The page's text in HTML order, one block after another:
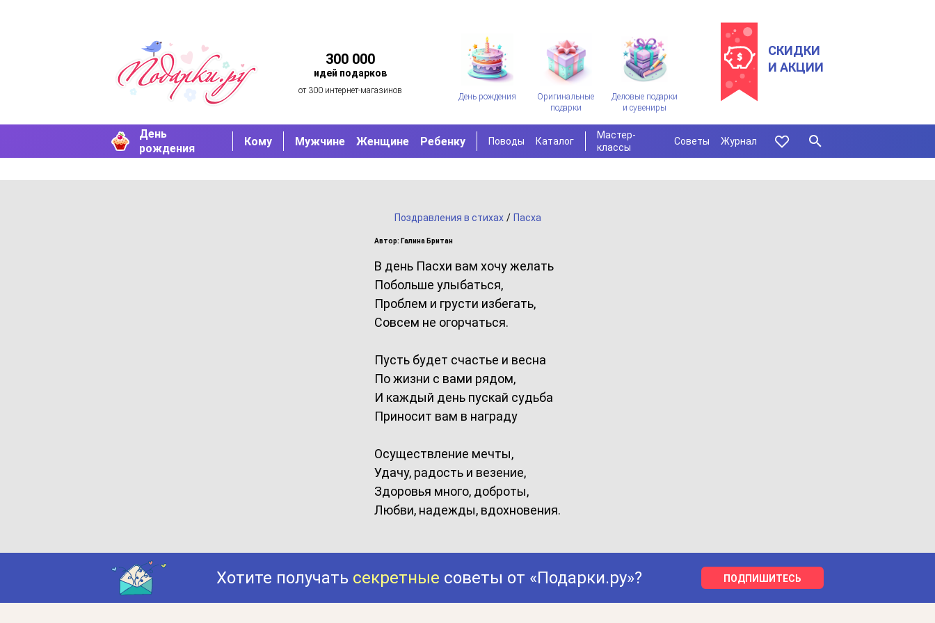
300 000
идей подарков
от 300 интернет-магазинов
День рождения
Оригинальные
подарки
Деловые подарки
и сувениры
СКИДКИ
И АКЦИИ
День
рождения
Кому Мужчине Женщине Ребенку Поводы Каталог
Мастер-
классы
Советы Журнал
Поздравления в стихах / Пасха
Автор: Галина Британ
В день Пасхи вам хочу желать
Побольше улыбаться,
Проблем и грусти избегать,
Совсем не огорчаться.
Пусть будет счастье и весна
По жизни с вами рядом,
И каждый день пускай судьба
Приносит вам в награду
Осуществление мечты,
Удачу, радость и везение,
Здоровья много, доброты,
Любви, надежды, вдохновения.
Хотите получать секретные советы от «Подарки.ру»? ПОДПИШИТЕСЬ